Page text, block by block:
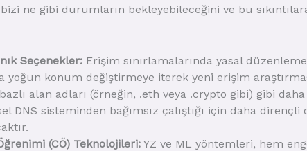
ne gibi durumların bekleyebileceğini ve bu
Seçenekler: Erişim sınırlamalarında yasal
yoğun konum değiştirmeye iterek yeni erişim
alan adları (örneğin, .eth veya .crypto gibi) gibi
DNS sisteminden bağımsız çalıştığı için daha
(CÖ) Teknolojileri: YZ ve ML yöntemleri, hem